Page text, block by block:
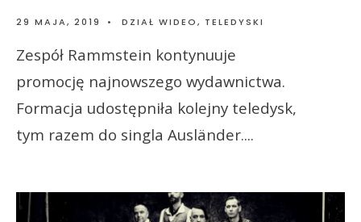
29 MAJA, 2019 • DZIAŁ WIDEO, TELEDYSKI
Zespół Rammstein kontynuuje
promocję najnowszego wydawnictwa.
Formacja udostępniła kolejny teledysk,
tym razem do singla Ausländer....